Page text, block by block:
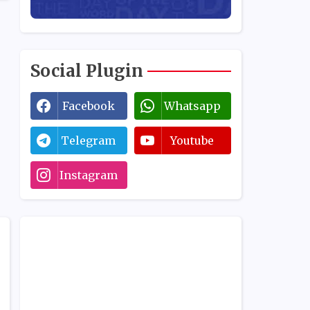
Social Plugin
Facebook Whatsapp
Telegram Youtube
Instagram